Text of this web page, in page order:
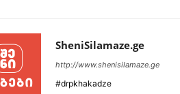
SheniSilamaze.ge
http://www.shenisilamaze.ge
#drpkhakadze